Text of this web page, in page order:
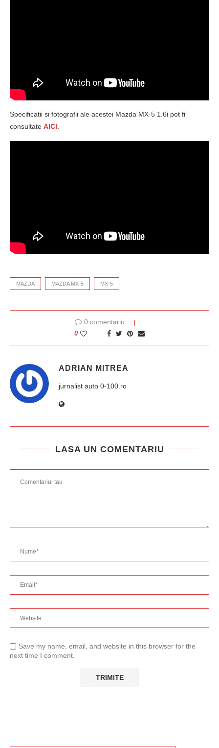
Specificatii si fotografii ale acestei Mazda MX-5 1.6i pot fi
consultate AICI.
MAZDA MAZDA MX-5 MX-5
0 comentariu
0
ADRIAN MITREA
jurnalist auto 0-100.ro
LASA UN COMENTARIU
Save my name, email, and website in this browser for the
next time I comment.